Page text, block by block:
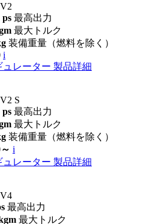
ps 最高出力
最大トルク
装備重量（燃料を除く）
i
ュレーター 製品詳細
S
ps 最高出力
最大トルク
装備重量（燃料を除く）
i
ュレーター 製品詳細
最高出力
最大トルク